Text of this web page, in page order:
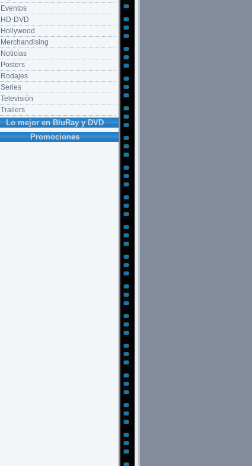
Eventos
HD-DVD
Hollywood
Merchandising
Noticias
Posters
Rodajes
Series
Televisión
Trailers
Lo mejor en BluRay y DVD
Promociones